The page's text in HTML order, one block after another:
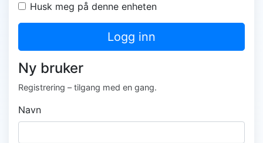
Husk meg på denne enheten
Logg inn
Ny bruker
Registrering – tilgang med en gang.
Navn